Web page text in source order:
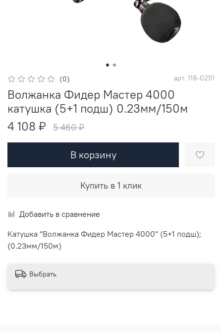
(0) арт. 118-0251
Волжанка Фидер Мастер 4000
катушка (5+1 подш) 0.23мм/150м
4 108 ₽
5 460 ₽
В корзину
Купить в 1 клик
Добавить в сравнение
Катушка "Волжанка Фидер Мастер 4000" (5+1 подш);
(0.23мм/150м)
Выбрать